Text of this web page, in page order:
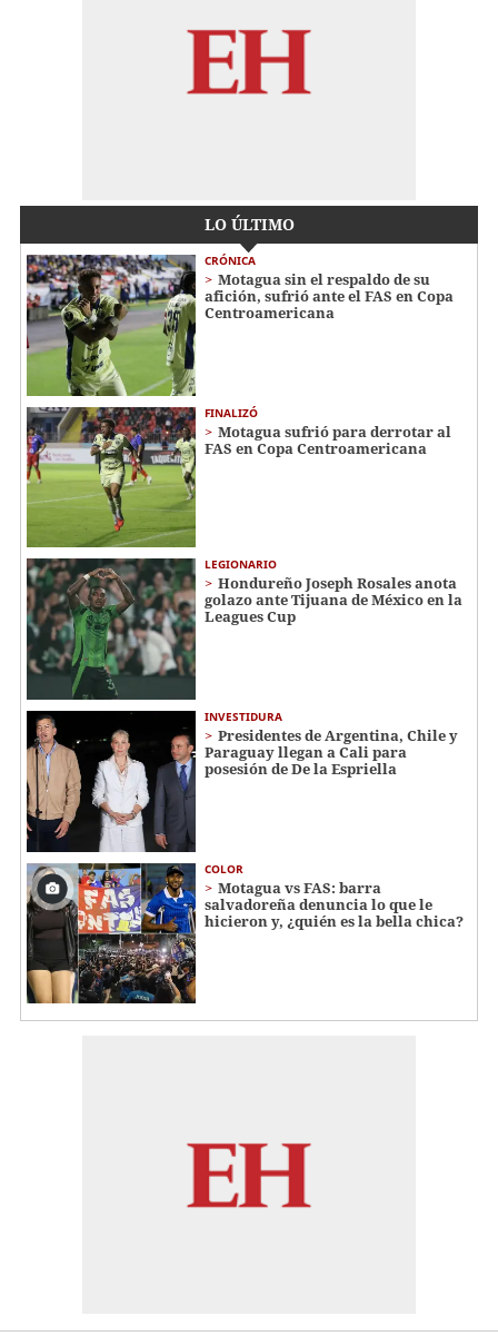
LO ÚLTIMO
CRÓNICA
Motagua sin el respaldo de su
afición, sufrió ante el FAS en Copa
Centroamericana
FINALIZÓ
Motagua sufrió para derrotar al
FAS en Copa Centroamericana
LEGIONARIO
Hondureño Joseph Rosales anota
golazo ante Tijuana de México en la
Leagues Cup
INVESTIDURA
Presidentes de Argentina, Chile y
Paraguay llegan a Cali para
posesión de De la Espriella
COLOR
Motagua vs FAS: barra
salvadoreña denuncia lo que le
hicieron y, ¿quién es la bella chica?